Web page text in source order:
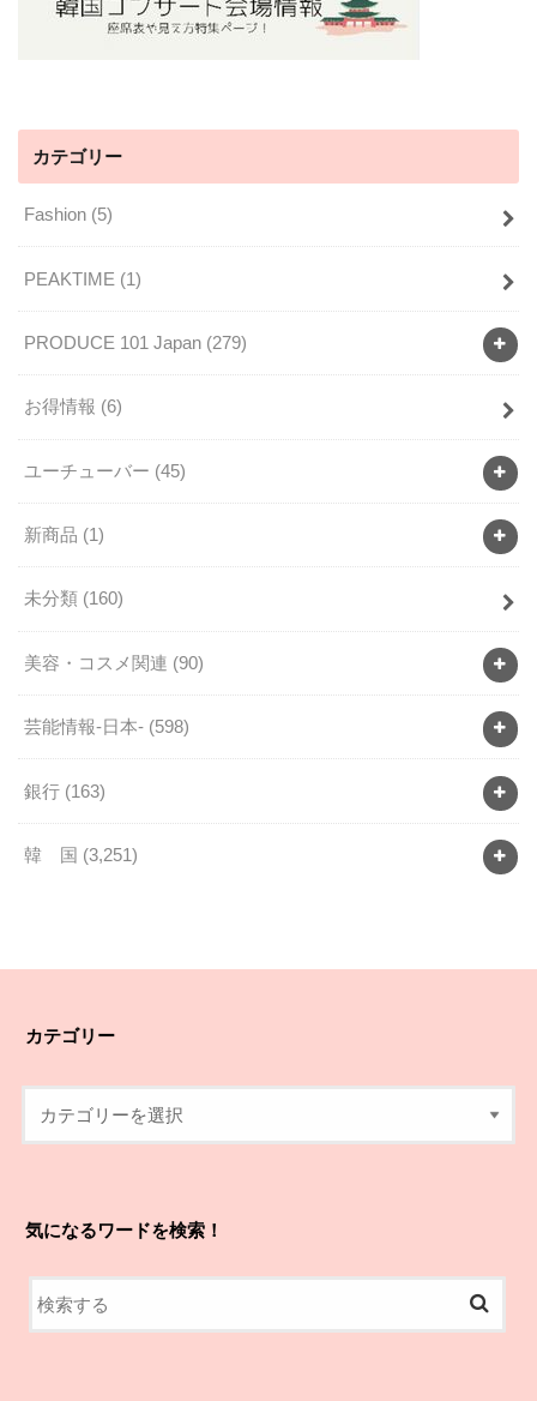
カテゴリー
Fashion (5)
PEAKTIME (1)
PRODUCE 101 Japan (279)
お得情報 (6)
ユーチューバー (45)
新商品 (1)
未分類 (160)
美容・コスメ関連 (90)
芸能情報-日本- (598)
銀行 (163)
韓 国 (3,251)
カテゴリー
気になるワードを検索！